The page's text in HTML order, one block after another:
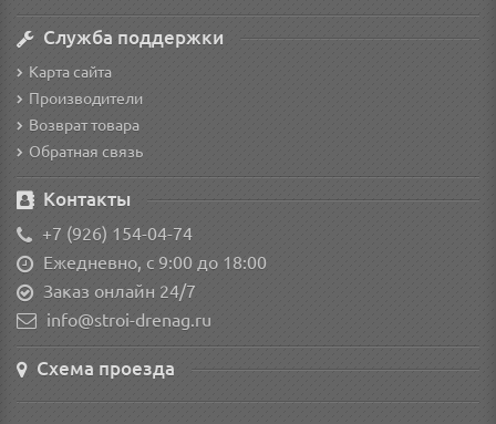
Служба поддержки
Карта сайта
Производители
Возврат товара
Обратная связь
Контакты
+7 (926) 154-04-74
Ежедневно, с 9:00 до 18:00
Заказ онлайн 24/7
info@stroi-drenag.ru
Схема проезда